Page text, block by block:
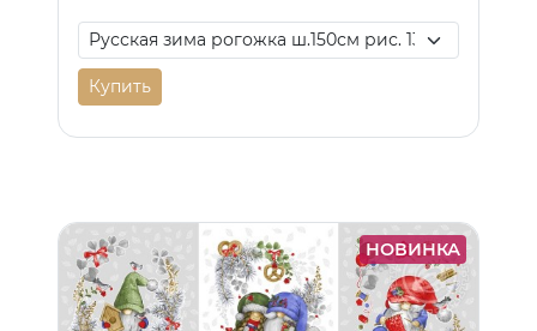
Купить
НОВИНКА